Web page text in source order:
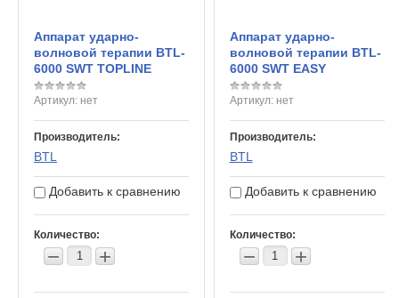
Аппарат ударно-
волновой терапии BTL-
6000 SWT TOPLINE
Артикул: нет
Производитель:
BTL
Добавить к сравнению
Количество:
− +
Аппарат ударно-
волновой терапии BTL-
6000 SWT EASY
Артикул:нет
Производитель:
BTL
Добавить к сравнению
Количество:
− +